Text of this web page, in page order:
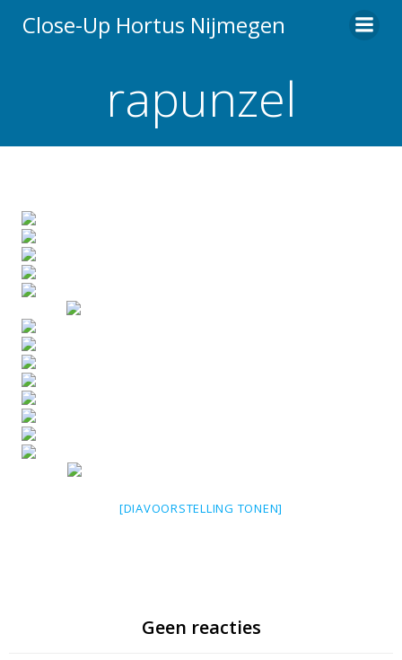
naar
Close-Up Hortus Nijmegen
rapunzel
[DIAVOORSTELLING TONEN]
Geen reacties